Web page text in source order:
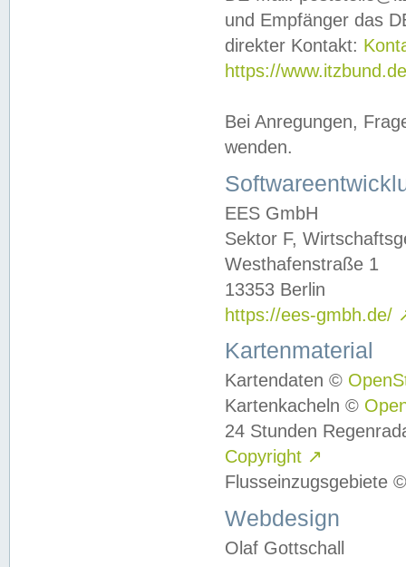
und Empfänger das
direkter Kontakt:
https://
Bei Anregungen,
wenden.
EES GmbH
Sektor F,
Westhafenstraße 1
13353 Berlin
https://ees-gmbh.de/
Kartenmaterial
Kartendaten ©
Kartenkacheln ©
24 Stunden
Copyright ↗
Flusseinzugsgebiete
Webdesign
Olaf Gottschall